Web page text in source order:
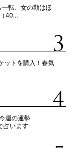
転、女の勘はほ
40…
ットを購入！春気
週の運勢
占います